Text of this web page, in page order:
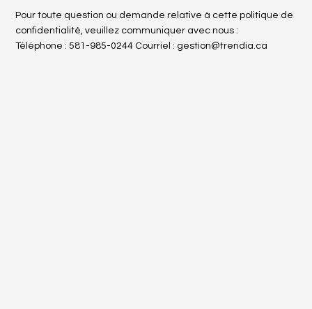
Pour toute question ou demande relative à cette politique de
confidentialité, veuillez communiquer avec nous :
Téléphone : 581-985-0244 Courriel : gestion@trendia.ca